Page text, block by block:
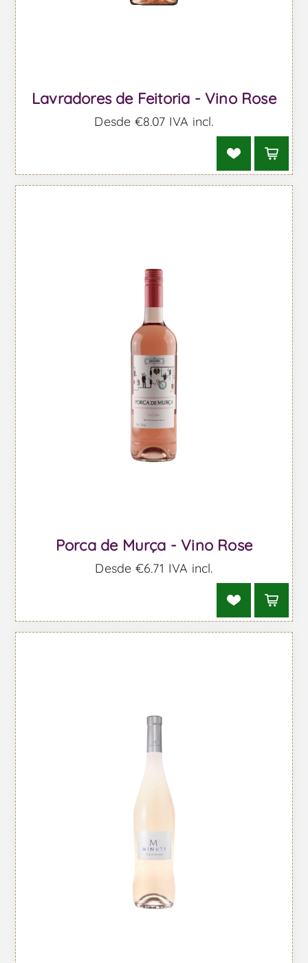
Lavradores de Feitoria - Vino Rose
Desde €8,07 IVA incl.
Porca de Murça - Vino Rose
Desde €6,71 IVA incl.